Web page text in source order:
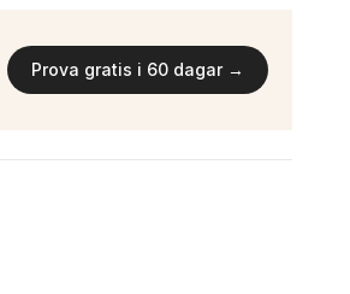
Prova gratis i 60 dagar →